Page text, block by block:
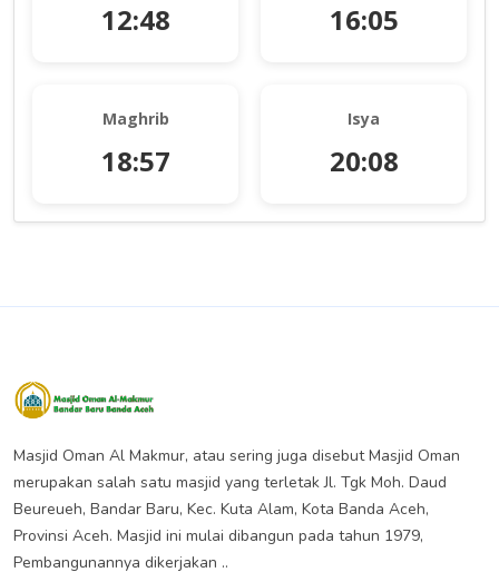
12:48 16:05
Maghrib
18:57
Isya
20:08
Masjid Oman Al Makmur, atau sering juga disebut Masjid Oman
merupakan salah satu masjid yang terletak Jl. Tgk Moh. Daud
Beureueh, Bandar Baru, Kec. Kuta Alam, Kota Banda Aceh,
Provinsi Aceh. Masjid ini mulai dibangun pada tahun 1979,
Pembangunannya dikerjakan ..